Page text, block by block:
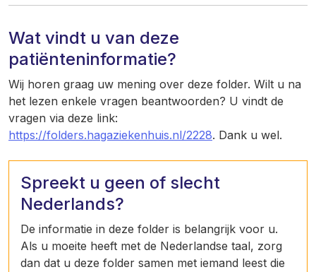
Wat vindt u van deze
patiënteninformatie?
Wij horen graag uw mening over deze folder. Wilt u na
het lezen enkele vragen beantwoorden? U vindt de
vragen via deze link:
https://folders.hagaziekenhuis.nl/2228. Dank u wel.
Spreekt u geen of slecht
Nederlands?
De informatie in deze folder is belangrijk voor u.
Als u moeite heeft met de Nederlandse taal, zorg
dan dat u deze folder samen met iemand leest die